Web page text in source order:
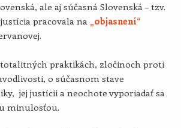
ale aj súčasná Slovenská – tzv.
pracovala na „objasnení“
praktikách, zločinoch proti
o súčasnom stave
jej justícii a neochote vyporiadať sa
minulosťou.